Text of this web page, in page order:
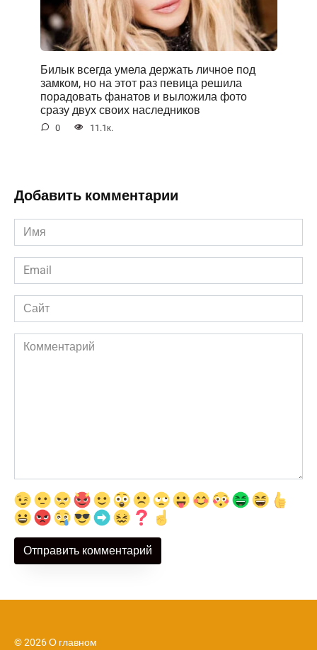
Билык всегда умела держать личное под
замком, но на этот раз певица решила
порадовать фанатов и выложила фото
сразу двух своих наследников
0 11.1к.
Добавить комментарии
Имя
*
Email
*
Сайт
Комментарий
© 2026 О главном